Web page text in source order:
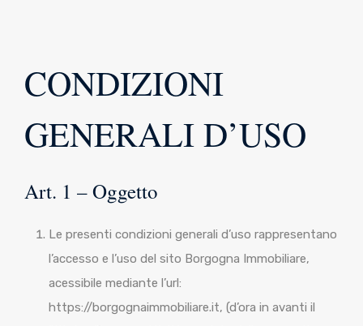
CONDIZIONI
GENERALI D’USO
Art. 1 – Oggetto
Le presenti condizioni generali d’uso rappresentano
l’accesso e l’uso del sito Borgogna Immobiliare,
acessibile mediante l’url:
https://borgognaimmobiliare.it, (d’ora in avanti il